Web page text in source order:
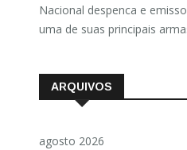
Nacional despenca e
uma de suas principais
ARQUIVOS
agosto 2026